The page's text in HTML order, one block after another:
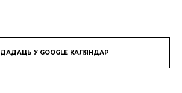
ДАДАЦЬ У GOOGLE КАЛЯНДАР